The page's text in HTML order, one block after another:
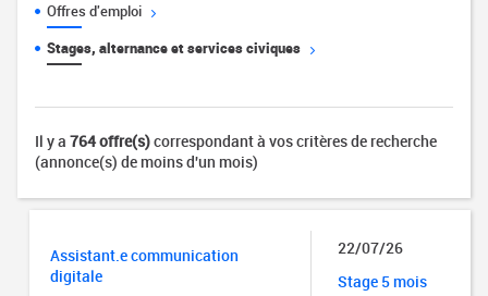
Offres d'emploi
Stages, alternance et services civiques
Il y a 764 offre(s)correspondant à vos critères de recherche
(annonce(s) de moins d'un mois)
Assistant.e communication
digitale
22/07/26
Stage 5 mois